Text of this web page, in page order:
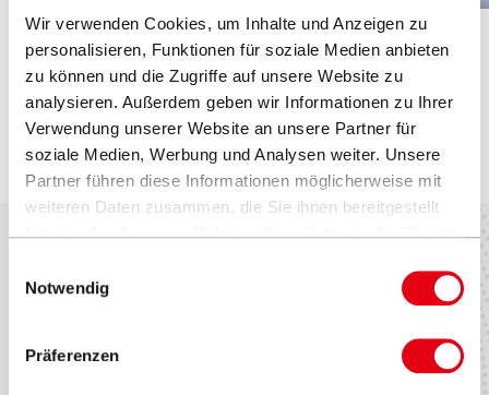
Wir verwenden Cookies, um Inhalte und Anzeigen zu
personalisieren, Funktionen für soziale Medien anbieten
zu können und die Zugriffe auf unsere Website zu
analysieren. Außerdem geben wir Informationen zu Ihrer
Verwendung unserer Website an unsere Partner für
soziale Medien, Werbung und Analysen weiter. Unsere
Partner führen diese Informationen möglicherweise mit
weiteren Daten zusammen, die Sie ihnen bereitgestellt
haben oder die sie im Rahmen Ihrer Nutzung der Dienste
Notwendig
Präferenzen
Holzoptik
Seitenmastschirme VITA® Collection
Ersatzteile und Zubehöre
Aqua Asia fine dining
Rotterdam, Niederlande